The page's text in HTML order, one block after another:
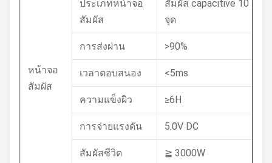
หน้าจอ
สัมผัส
ประเภทหน้าจอ
สัมผัส
สัมผัส capacitive 10
จุด
การส่งผ่าน >90%
เวลาตอบสนอง <5ms
ความแข็งผิว ≥6H
การจ่ายแรงดัน 5.0V DC
สัมผัสชีวิต ≧ 3000W